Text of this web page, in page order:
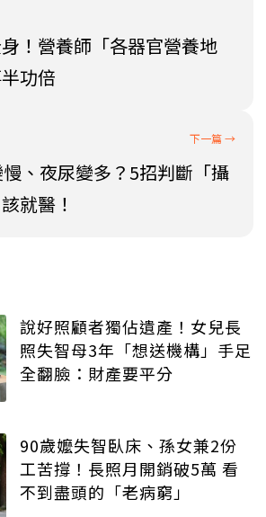
！營養師「各器官營養地
功倍
、夜尿變多？5招判斷「攝
就醫！
說好照顧者獨佔遺產！女兒長
照失智母3年「想送機構」手足
全翻臉：財產要平分
90歲嬤失智臥床、孫女兼2份
工苦撐！長照月開銷破5萬 看
不到盡頭的「老病窮」